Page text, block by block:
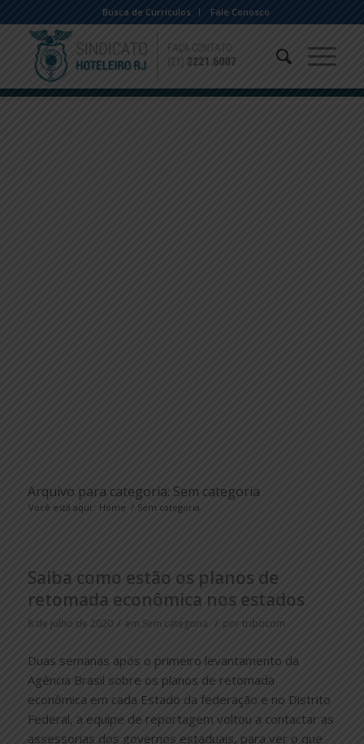
Busca de Currículos Fale Conosco
Arquivo para categoria: Sem categoria
Você está aqui: Home / Sem categoria
Saiba como estão os planos de
retomada econômica nos estados
8 de julho de 2020 / em Sem categoria / por tribocom
Duas semanas após o primeiro levantamento da
Agência Brasil sobre os planos de retomada
econômica em cada Estado da federação e no Distrito
Federal, a equipe de reportagem voltou a contactar as
assessorias dos governos estaduais, para ver o que